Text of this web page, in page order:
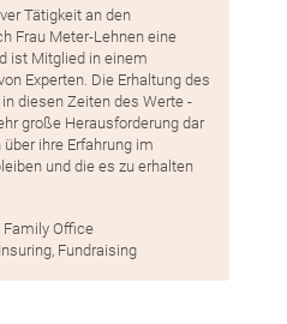
Tätigkeit an den
Frau Meter-Lehnen eine
ist Mitglied in einem
Experten. Die Erhaltung des
diesen Zeiten des Werte -
große Herausforderung dar
ihre Erfahrung im
und die es zu erhalten
Family Office
Fundraising